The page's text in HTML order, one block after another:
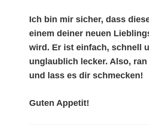
Ich bin mir sicher, dass
einem deiner neuen
wird. Er ist einfach, schnell
unglaublich lecker. Also, ran
und lass es dir schmecken!
Guten Appetit!